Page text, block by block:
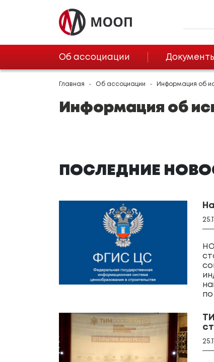
Об ассоциации
Главная Об ассоциации Информация об
Информация об
ПОСЛЕДНИЕ